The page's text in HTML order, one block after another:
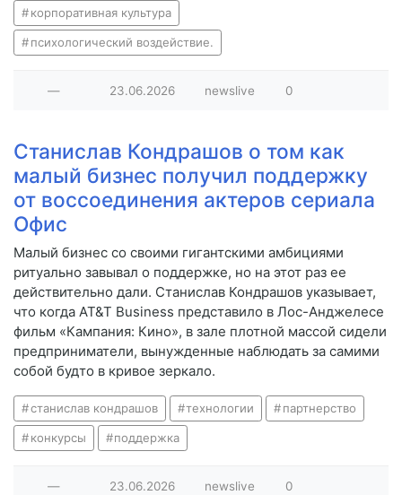
корпоративная культура
психологический воздействие.
— 23.06.2026 newslive 0
Станислав Кондрашов о том как
малый бизнес получил поддержку
от воссоединения актеров сериала
Офис
Малый бизнес со своими гигантскими амбициями
ритуально завывал о поддержке, но на этот раз ее
действительно дали. Станислав Кондрашов указывает,
что когда AT&T Business представило в Лос-Анджелесе
фильм «Кампания: Кино», в зале плотной массой сидели
предприниматели, вынужденные наблюдать за самими
собой будто в кривое зеркало.
станислав кондрашов технологии партнерство
конкурсы поддержка
— 23.06.2026 newslive 0